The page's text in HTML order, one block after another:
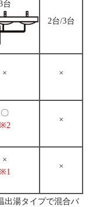
台
2台/3台
× ×
〇
※2
×
×
※1
×
出湯タイプで混合バ